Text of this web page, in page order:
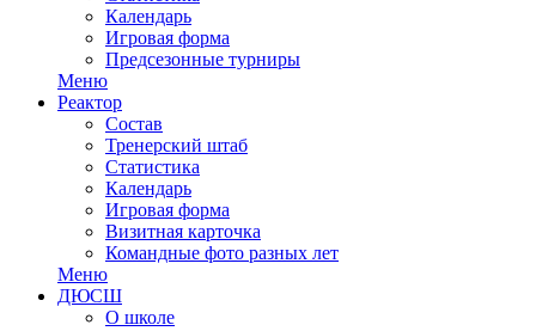
Календарь
Игровая форма
Предсезонные турниры
Меню
Реактор
Состав
Тренерский штаб
Статистика
Календарь
Игровая форма
Визитная карточка
Командные фото разных лет
Меню
ДЮСШ
О школе